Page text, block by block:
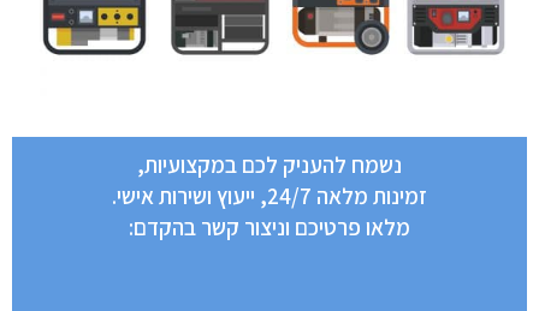
נשמח להעניק לכם במקצועיות,
זמינות מלאה 24/7, ייעוץ ושירות אישי.
מלאו פרטיכם וניצור קשר בהקדם: